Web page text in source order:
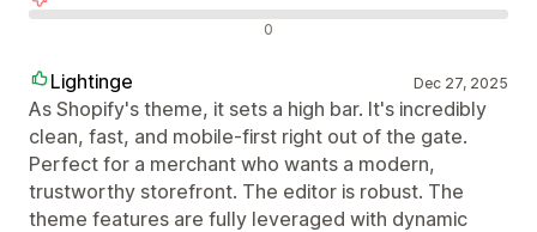
0
Lightinge Dec 27, 2025
As Shopify's theme, it sets a high bar. It's incredibly
clean, fast, and mobile-first right out of the gate.
Perfect for a merchant who wants a modern,
trustworthy storefront. The editor is robust. The
theme features are fully leveraged with dynamic